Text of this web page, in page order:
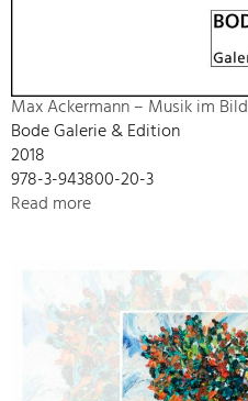
Max Ackermann – Musik im Bild
Bode Galerie & Edition
2018
978-3-943800-20-3
Read more